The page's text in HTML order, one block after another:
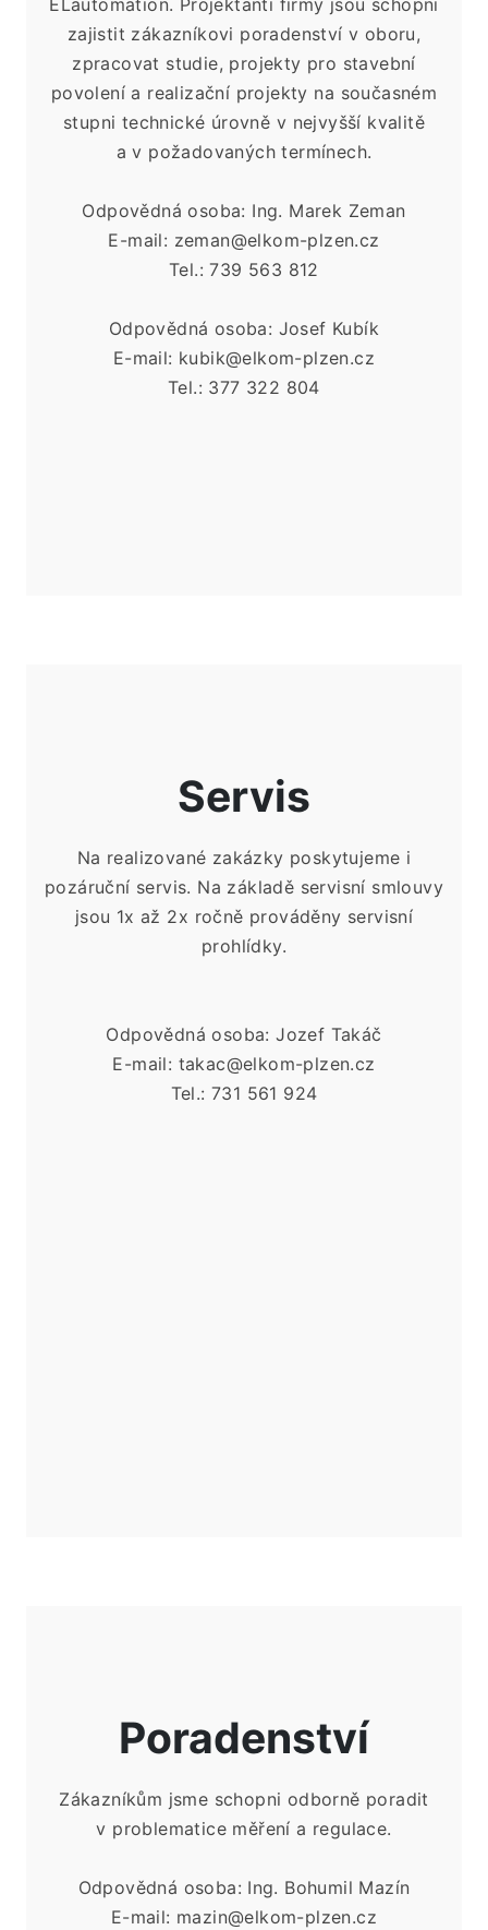
ELautomation. Projektanti firmy jsou schopni
zajistit zákazníkovi poradenství v oboru,
zpracovat studie, projekty pro stavební
povolení a realizační projekty na současném
stupni technické úrovně v nejvyšší kvalitě
a v požadovaných termínech.
Odpovědná osoba: Ing. Marek Zeman
E-mail: zeman@elkom-plzen.cz
Tel.: 739 563 812
Odpovědná osoba: Josef Kubík
E-mail: kubik@elkom-plzen.cz
Tel.: 377 322 804
Servis
Na realizované zakázky poskytujeme i
pozáruční servis. Na základě servisní smlouvy
jsou 1x až 2x ročně prováděny servisní
prohlídky.
Odpovědná osoba: Jozef Takáč
E-mail: takac@elkom-plzen.cz
Tel.: 731 561 924
Poradenství
Zákazníkům jsme schopni odborně poradit
v problematice měření a regulace.
Odpovědná osoba: Ing. Bohumil Mazín
E-mail: mazin@elkom-plzen.cz